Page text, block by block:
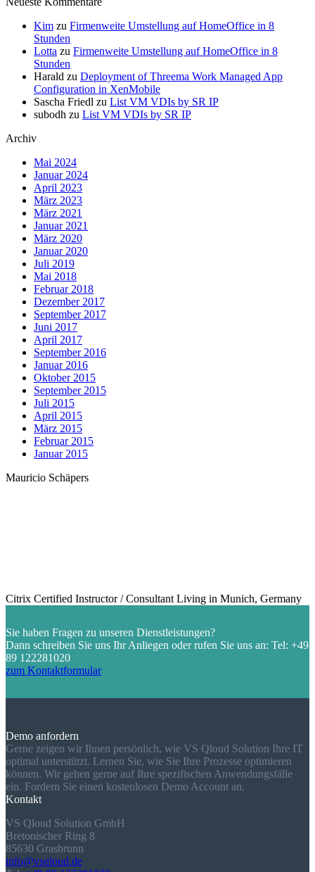
Kim zu Firmenweite Umstellung auf HomeOffice in 8
Stunden
Lotta zu Firmenweite Umstellung auf HomeOffice in 8
Stunden
Harald zu Deployment of Threema Work Managed App
Configuration in XenMobile
Sascha Friedl zu List VM VDIs by SR IP
subodh zu List VM VDIs by SR IP
Archiv
Mai 2024
Januar 2024
April 2023
März 2023
März 2021
Januar 2021
März 2020
Januar 2020
Juli 2019
Mai 2018
Februar 2018
Dezember 2017
September 2017
Juni 2017
April 2017
September 2016
Januar 2016
Oktober 2015
September 2015
Juli 2015
April 2015
März 2015
Februar 2015
Januar 2015
Mauricio Schäpers
Citrix Certified Instructor / Consultant Living in Munich, Germany
Sie haben Fragen zu unseren Dienstleistungen?
Dann schreiben Sie uns Ihr Anliegen oder rufen Sie uns an: Tel: +49
89 122281020
zum Kontaktformular
Demo anfordern
Gerne zeigen wir Ihnen persönlich, wie VS Qloud Solution Ihre IT
optimal unterstützt. Lernen Sie, wie Sie Ihre Prozesse optimieren
können. Wir gehen gerne auf Ihre spezifischen Anwendungsfälle
ein. Fordern Sie einen kostenlosen Demo Account an.
Kontakt
VS Qloud Solution GmbH
Bretonischer Ring 8
85630 Grasbrunn
info@vsqloud.de